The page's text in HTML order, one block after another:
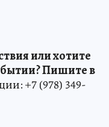
или хотите
Пишите в
+7 (978) 349-